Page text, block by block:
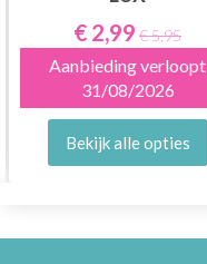
€ 2,99 € 5,95
Aanbieding verloopt
31/08/2026
Bekijk alle opties